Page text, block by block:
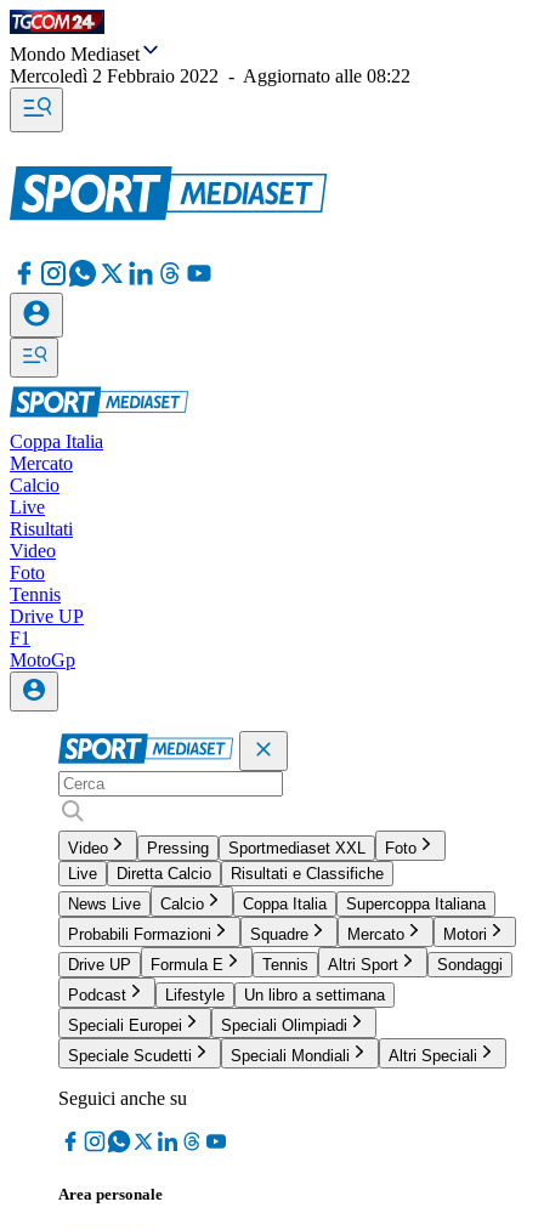
Mondo Mediaset
Mercoledì 2 Febbraio 2022 - Aggiornato alle 08:22
Coppa Italia
Mercato
Calcio
Live
Risultati
Video
Foto
Tennis
Drive UP
F1
MotoGp
Video Pressing Sportmediaset XXL
Foto
Live
Diretta Calcio
Risultati e Classifiche
News Live
Calcio Coppa Italia
Supercoppa Italiana
Probabili Formazioni
Squadre Mercato
Motori
Drive UP
Formula E Tennis Altri Sport
Sondaggi
Podcast
Lifestyle
Un libro a settimana
Speciali Europei
Speciali Olimpiadi
Speciale Scudetti
Speciali Mondiali Altri Speciali
Seguici anche su
Area personale